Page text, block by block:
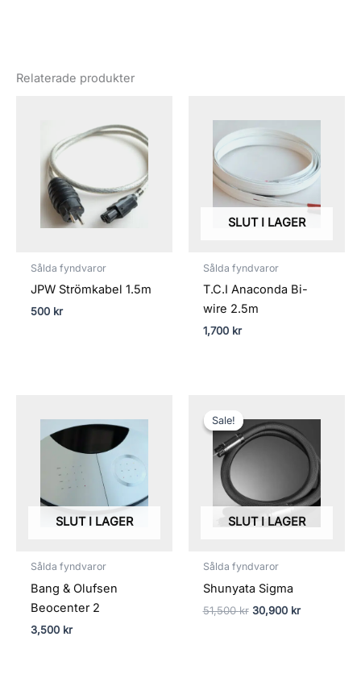
Relaterade produkter
Sålda fyndvaror
JPW Strömkabel 1.5m
500 kr
SLUT I LAGER
Sålda fyndvaror
T.C.I Anaconda Bi-
wire 2.5m
1,700 kr
SLUT I LAGER
Sålda fyndvaror
Bang & Olufsen
Beocenter 2
3,500 kr
Sale!
SLUT I LAGER
Sale!
Sålda fyndvaror
Shunyata Sigma
51,500kr
priset
var:
30,900 kr
är:
30,900 kr.